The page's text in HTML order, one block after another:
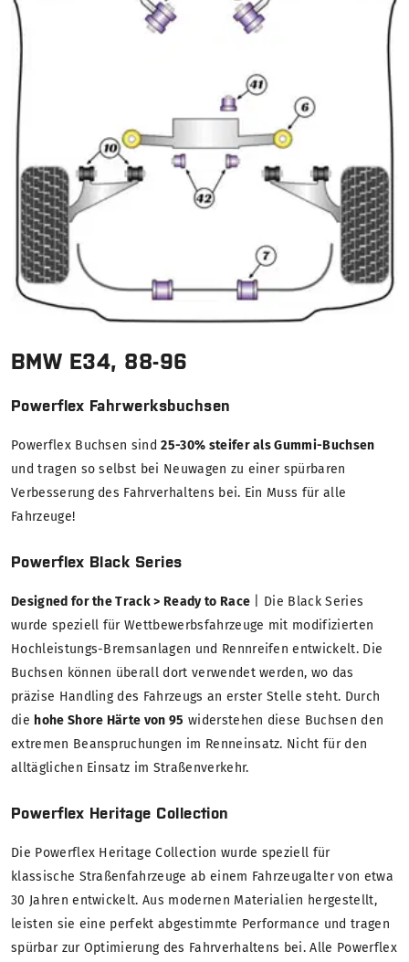
BMW E34, 88-96
Powerflex Fahrwerksbuchsen
Powerflex Buchsen sind25-30% steifer als Gummi-Buchsen
und tragen so selbst bei Neuwagen zu einer spürbaren
Verbesserung des Fahrverhaltens bei. Ein Muss für alle
Fahrzeuge!
Powerflex Black Series
Designed for the Track > Ready to Race | Die Black Series
wurde speziell für Wettbewerbsfahrzeuge mit modifizierten
Hochleistungs-Bremsanlagen und Rennreifen entwickelt. Die
Buchsen können überall dort verwendet werden, wo das
präzise Handling des Fahrzeugs an erster Stelle steht. Durch
die hohe Shore Härte von 95 widerstehen diese Buchsen den
extremen Beanspruchungen im Renneinsatz. Nicht für den
alltäglichen Einsatz im Straßenverkehr.
Powerflex Heritage Collection
Die Powerflex Heritage Collection wurde speziell für
klassische Straßenfahrzeuge ab einem Fahrzeugalter von etwa
30 Jahren entwickelt. Aus modernen Materialien hergestellt,
leisten sie eine perfekt abgestimmte Performance und tragen
spürbar zur Optimierung des Fahrverhaltens bei. Alle Powerflex